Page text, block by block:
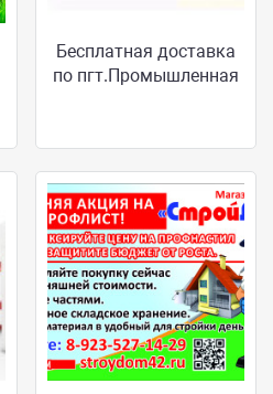
Бесплатная доставка
по пгт.Промышленная